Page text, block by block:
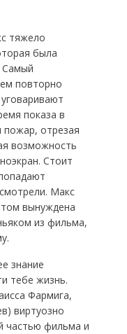
тяжело
была
Самый
повторно
показа в
пожар, отрезая
возможность
Стоит
Макс
вынуждена
из фильма,
знание
тебе жизнь.
Фармига,
виртуозно
частью фильма и